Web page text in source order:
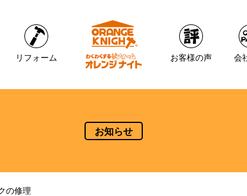
リフォーム お客様の声 会
お知らせ
の修理